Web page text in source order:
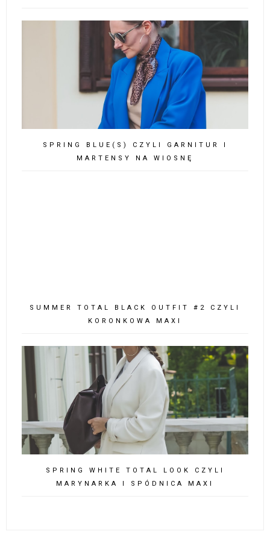
SPRING BLUE(S) CZYLI GARNITUR I
MARTENSY NA WIOSNĘ
SUMMER TOTAL BLACK OUTFIT #2 CZYLI
KORONKOWA MAXI
SPRING WHITE TOTAL LOOK CZYLI
MARYNARKA I SPÓDNICA MAXI